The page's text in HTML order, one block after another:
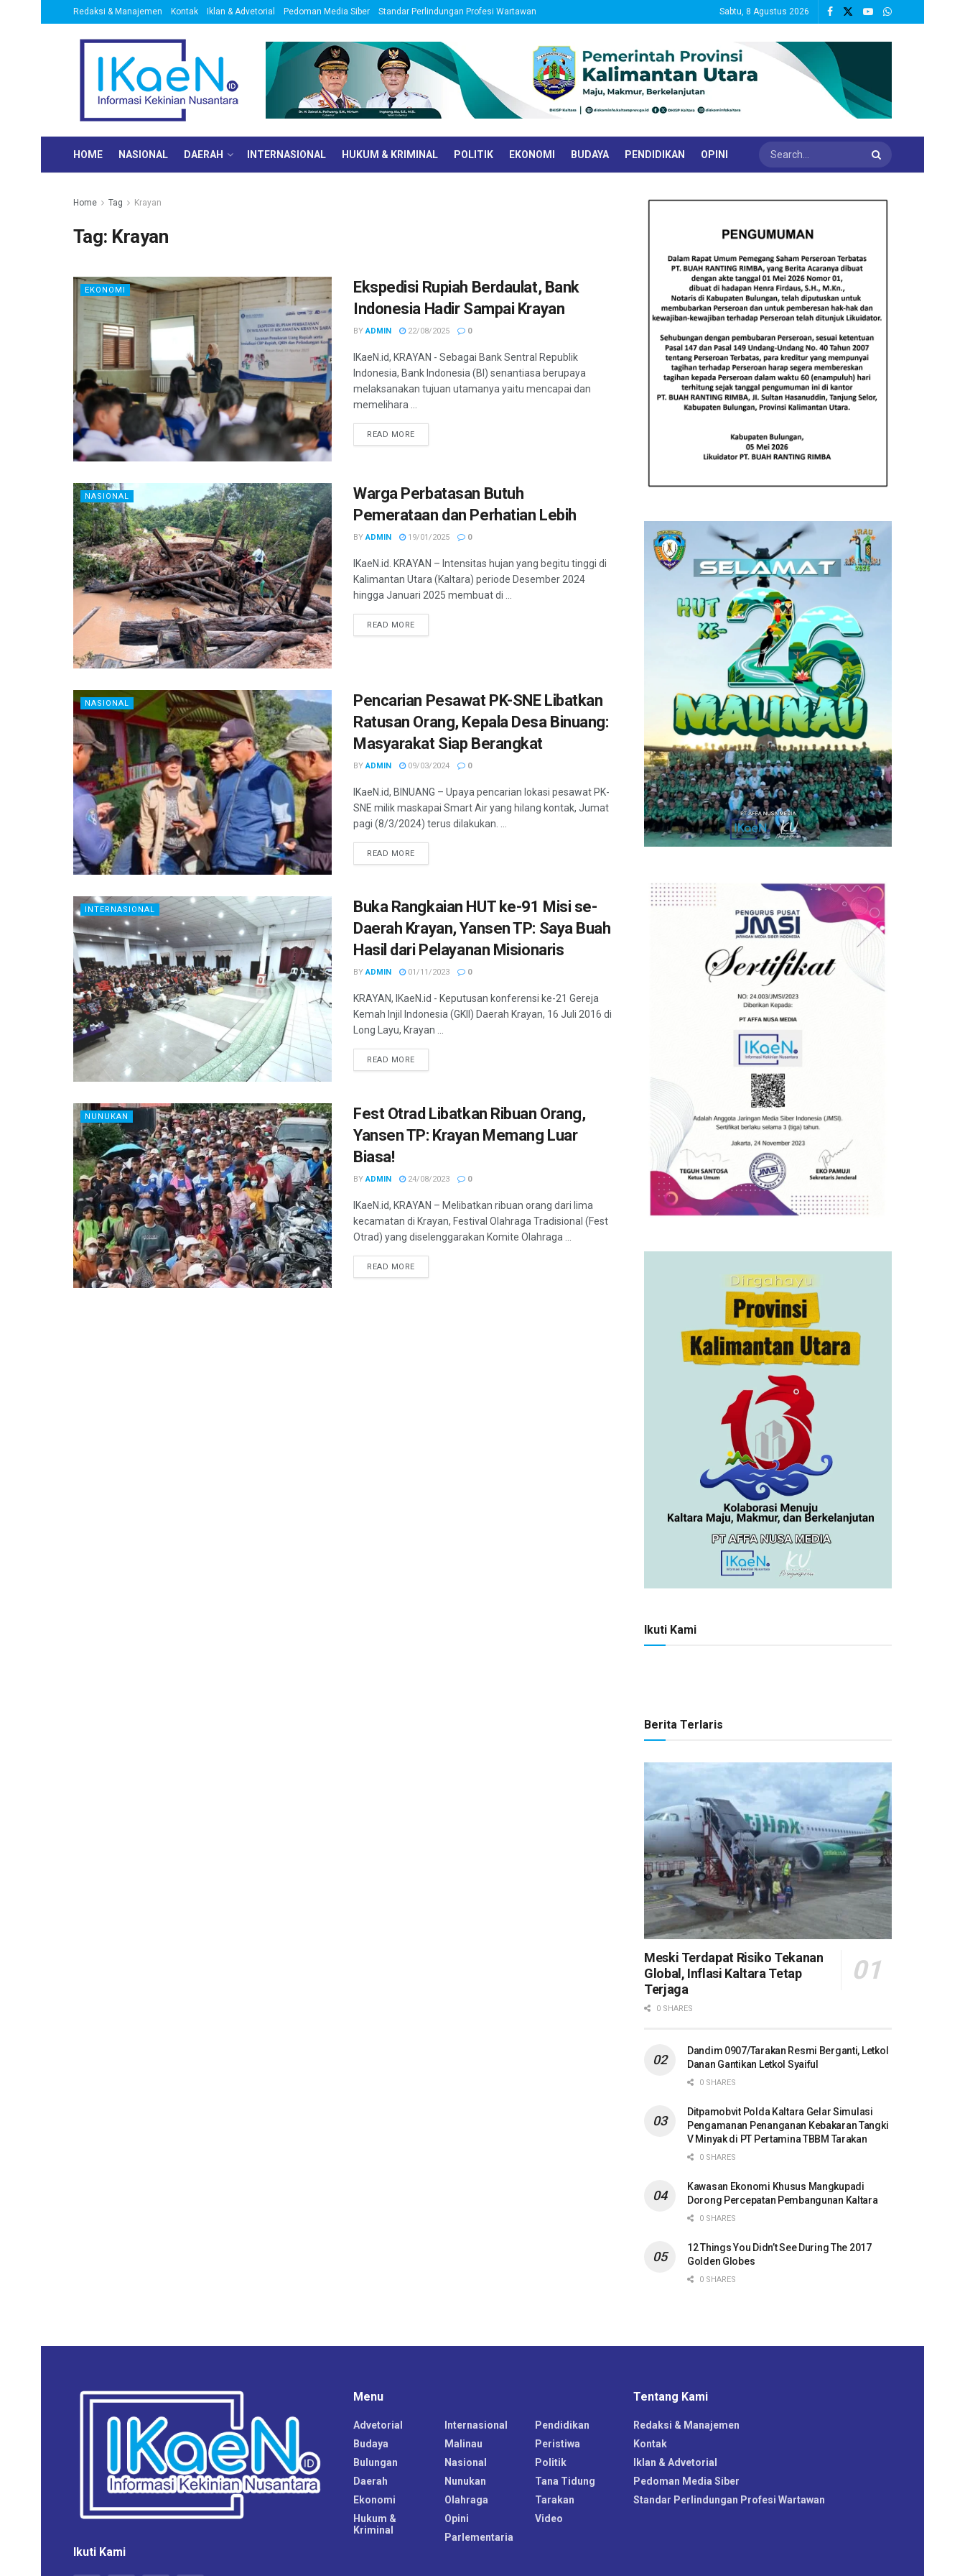
Redaksi & Manajemen Kontak Iklan & Advetorial Pedoman Media Siber Standar Perlindungan Profesi Wartawan Sabtu, 8 Agustus 2026
HOME NASIONAL DAERAH INTERNASIONAL HUKUM & KRIMINAL POLITIK EKONOMI BUDAYA PENDIDIKAN OPINI
Home Tag Krayan
Tag: Krayan
EKONOMI
Ekspedisi Rupiah Berdaulat, Bank
Indonesia Hadir Sampai Krayan
BY ADMIN 22/08/2025 0
IKaeN.id, KRAYAN - Sebagai Bank Sentral Republik
Indonesia, Bank Indonesia (BI) senantiasa berupaya
melaksanakan tujuan utamanya yaitu mencapai dan
memelihara ...
READ MOREDETAILS
NASIONAL
Warga Perbatasan Butuh
Pemerataan dan Perhatian Lebih
BY ADMIN 19/01/2025 0
IKaeN.id. KRAYAN – Intensitas hujan yang begitu tinggi di
Kalimantan Utara (Kaltara) periode Desember 2024
hingga Januari 2025 membuat di ...
READ MOREDETAILS
NASIONAL
Pencarian Pesawat PK-SNE Libatkan
Ratusan Orang, Kepala Desa Binuang:
Masyarakat Siap Berangkat
BY ADMIN 09/03/2024 0
IKaeN.id, BINUANG – Upaya pencarian lokasi pesawat PK-
SNE milik maskapai Smart Air yang hilang kontak, Jumat
pagi (8/3/2024) terus dilakukan. ...
READ MOREDETAILS
INTERNASIONAL
Buka Rangkaian HUT ke-91 Misi se-
Daerah Krayan, Yansen TP: Saya Buah
Hasil dari Pelayanan Misionaris
BY ADMIN 01/11/2023 0
KRAYAN, IKaeN.id - Keputusan konferensi ke-21 Gereja
Kemah Injil Indonesia (GKII) Daerah Krayan, 16 Juli 2016 di
Long Layu, Krayan ...
READ MOREDETAILS
NUNUKAN
Fest Otrad Libatkan Ribuan Orang,
Yansen TP: Krayan Memang Luar
Biasa!
BY ADMIN 24/08/2023 0
IKaeN.id, KRAYAN – Melibatkan ribuan orang dari lima
kecamatan di Krayan, Festival Olahraga Tradisional (Fest
Otrad) yang diselenggarakan Komite Olahraga ...
READ MOREDETAILS
Ikuti Kami
Berita Terlaris
Meski Terdapat Risiko Tekanan
Global, Inflasi Kaltara Tetap
Terjaga
0 SHARES
Dandim 0907/Tarakan Resmi Berganti, Letkol
Danan Gantikan Letkol Syaiful
0 SHARES
Ditpamobvit Polda Kaltara Gelar Simulasi
Pengamanan Penanganan Kebakaran Tangki
V Minyak di PT Pertamina TBBM Tarakan
0 SHARES
Kawasan Ekonomi Khusus Mangkupadi
Dorong Percepatan Pembangunan Kaltara
0 SHARES
12 Things You Didn’t See During The 2017
Golden Globes
0 SHARES
Ikuti Kami
Menu
Advetorial
Budaya
Bulungan
Daerah
Ekonomi
Hukum &
Kriminal
Internasional
Malinau
Nasional
Nunukan
Olahraga
Opini
Parlementaria
Pendidikan
Peristiwa
Politik
Tana Tidung
Tarakan
Video
Tentang Kami
Redaksi & Manajemen
Kontak
Iklan & Advetorial
Pedoman Media Siber
Standar Perlindungan Profesi Wartawan